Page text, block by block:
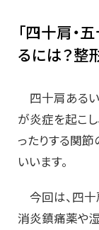
「四十肩・
るには？整
四十肩ある
が炎症を起こし
ったりする関節
いいます。
今回は、四十
消炎鎮痛薬や